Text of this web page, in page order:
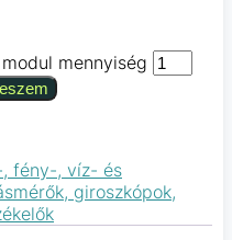
mennyiség
fény-, víz- és
giroszkópok,